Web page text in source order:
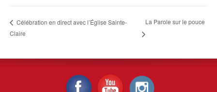
Célébration en direct avec l’Église Sainte-
Claire
La Parole sur le pouce